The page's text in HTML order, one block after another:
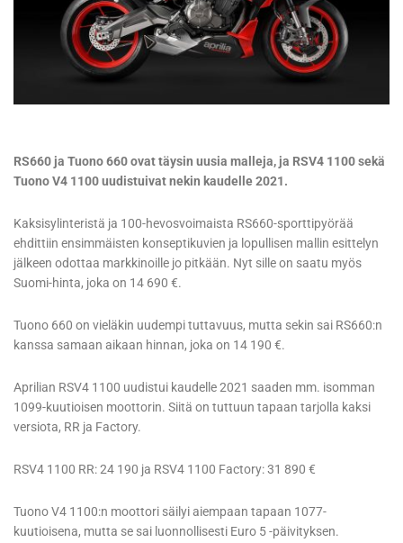
RS660 ja Tuono 660 ovat täysin uusia malleja, ja RSV4 1100 sekä
Tuono V4 1100 uudistuivat nekin kaudelle 2021.
Kaksisylinteristä ja 100-hevosvoimaista RS660-sporttipyörää
ehdittiin ensimmäisten konseptikuvien ja lopullisen mallin esittelyn
jälkeen odottaa markkinoille jo pitkään. Nyt sille on saatu myös
Suomi-hinta, joka on 14 690 €.
Tuono 660 on vieläkin uudempi tuttavuus, mutta sekin sai RS660:n
kanssa samaan aikaan hinnan, joka on 14 190 €.
Aprilian RSV4 1100 uudistui kaudelle 2021 saaden mm. isomman
1099-kuutioisen moottorin. Siitä on tuttuun tapaan tarjolla kaksi
versiota, RR ja Factory.
RSV4 1100 RR: 24 190 ja RSV4 1100 Factory: 31 890 €
Tuono V4 1100:n moottori säilyi aiempaan tapaan 1077-
kuutioisena, mutta se sai luonnollisesti Euro 5 -päivityksen.